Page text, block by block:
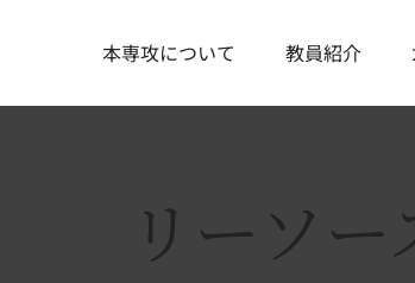
本専攻について 教員紹介
リーソー